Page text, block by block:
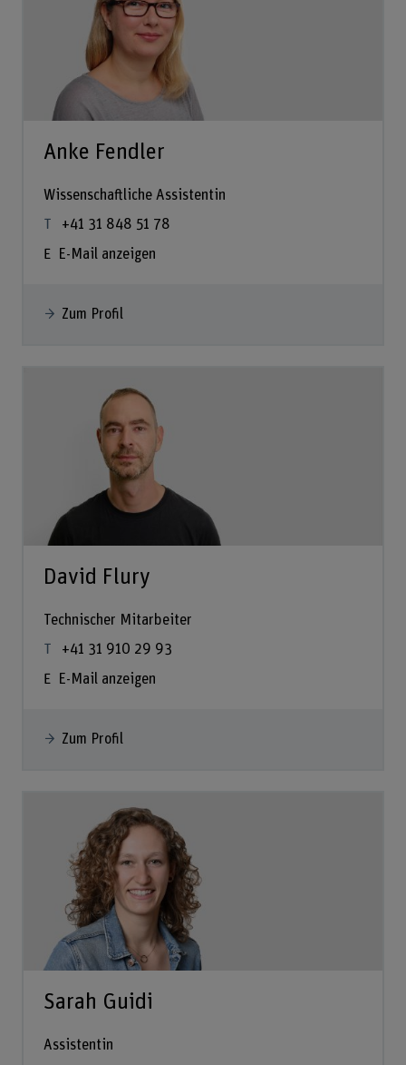
Anke Fendler
Wissenschaftliche Assistentin
+41 31 848 51 78
E-Mail anzeigen
Zum Profil
David Flury
Technischer Mitarbeiter
+41 31 910 29 93
E-Mail anzeigen
Zum Profil
Sarah Guidi
Assistentin